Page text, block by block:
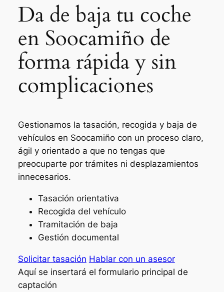
Da de baja tu coche
en Soocamiño de
forma rápida y sin
complicaciones
Gestionamos la tasación, recogida y baja de
vehículos en Soocamiño con un proceso claro,
ágil y orientado a que no tengas que
preocuparte por trámites ni desplazamientos
innecesarios.
Tasación orientativa
Recogida del vehículo
Tramitación de baja
Gestión documental
Solicitar tasación Hablar con un asesor
Aquí se insertará el formulario principal de
captación